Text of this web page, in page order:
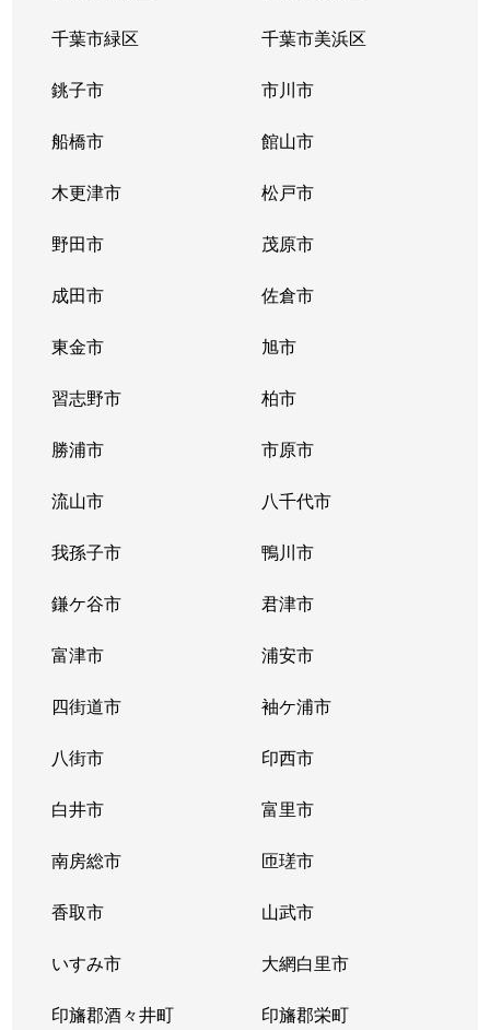
千葉市緑区 千葉市美浜区
銚子市 市川市
船橋市 館山市
木更津市 松戸市
野田市 茂原市
成田市 佐倉市
東金市 旭市
習志野市 柏市
勝浦市 市原市
流山市 八千代市
我孫子市 鴨川市
鎌ケ谷市 君津市
富津市 浦安市
四街道市 袖ケ浦市
八街市 印西市
白井市 富里市
南房総市 匝瑳市
香取市 山武市
いすみ市 大網白里市
印旛郡酒々井町 印旛郡栄町